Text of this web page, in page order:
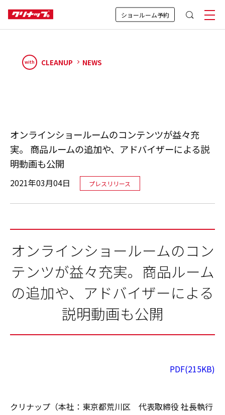
ショールーム予約
with CLEANUP NEWS
オンラインショールームのコンテンツが益々充
実。 商品ルームの追加や、アドバイザーによる説
明動画も公開
2021年03月04日 プレスリリース
オンラインショールームのコン
テンツが益々充実。商品ルーム
の追加や、アドバイザーによる
説明動画も公開
PDF(215KB)
クリナップ（本社：東京都荒川区 代表取締役 社長執行